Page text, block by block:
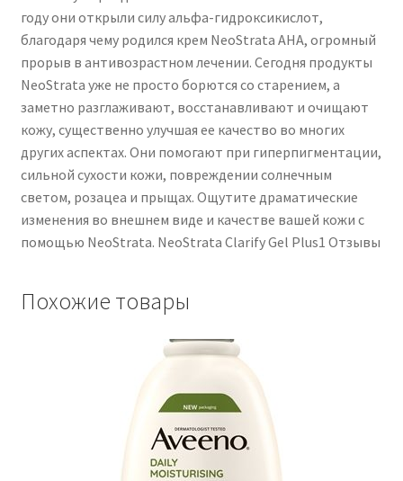
году они открыли силу альфа-гидроксикислот,
благодаря чему родился крем NeoStrata AHA, огромный
прорыв в антивозрастном лечении. Сегодня продукты
NeoStrata уже не просто борются со старением, а
заметно разглаживают, восстанавливают и очищают
кожу, существенно улучшая ее качество во многих
других аспектах. Они помогают при гиперпигментации,
сильной сухости кожи, повреждении солнечным
светом, розацеа и прыщах. Ощутите драматические
изменения во внешнем виде и качестве вашей кожи с
помощью NeoStrata. NeoStrata Clarify Gel Plus1 Отзывы
Похожие товары